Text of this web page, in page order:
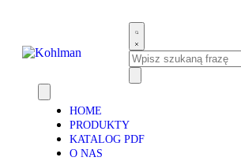
HOME
PRODUKTY
KATALOG PDF
O NAS